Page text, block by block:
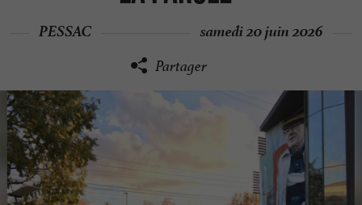
PESSAC samedi 20 juin 2026
Partager